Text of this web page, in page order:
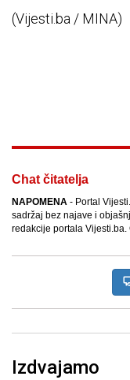
(Vijesti.ba / MINA)
Chat čitatelja
NAPOMENA - Portal
sadržaj bez najave i
redakcije portala
Izdvajamo